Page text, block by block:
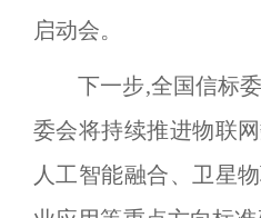
启动会。
下一步,全国信标
委会将持续推进物联
人工智能融合、卫星